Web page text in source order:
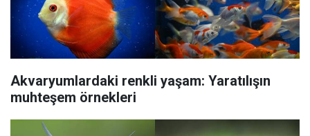
Akvaryumlardaki renkli yaşam: Yaratılışın
muhteşem örnekleri